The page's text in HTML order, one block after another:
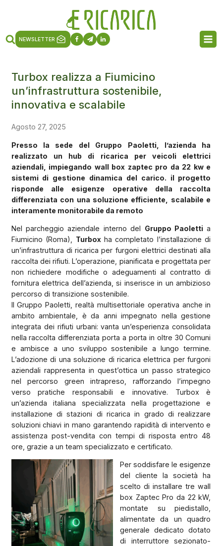
NEWSLETTER
Turbox realizza a Fiumicino
un’infrastruttura sostenibile,
innovativa e scalabile
Agosto 27, 2025
Presso la sede del Gruppo Paoletti, l’azienda ha
realizzato un hub di ricarica per veicoli elettrici
aziendali, impiegando wall box zaptec pro da 22 kw e
sistemi di gestione dinamica del carico. il progetto
risponde alle esigenze operative della raccolta
differenziata con una soluzione efficiente, scalabile e
interamente monitorabile da remoto
Nel parcheggio aziendale interno del Gruppo Paoletti a
Fiumicino (Roma), Turboxha completato l’installazione di
un’infrastruttura di ricarica per furgoni elettrici destinati alla
raccolta dei rifiuti. L’operazione, pianificata e progettata per
non richiedere modifiche o adeguamenti al contratto di
fornitura elettrica dell’azienda, si inserisce in un ambizioso
percorso di transizione sostenibile.
Il Gruppo Paoletti, realtà multisettoriale operativa anche in
ambito ambientale, è da anni impegnato nella gestione
integrata dei rifiuti urbani: vanta un’esperienza consolidata
nella raccolta differenziata porta a porta in oltre 30 Comuni
e ambisce a uno sviluppo sostenibile a lungo termine.
L’adozione di una soluzione di ricarica elettrica per furgoni
aziendali rappresenta in quest’ottica un passo strategico
nel percorso green intrapreso, rafforzando l’impegno
verso pratiche responsabili e innovative. Turbox è
un’azienda italiana specializzata nella progettazione e
installazione di stazioni di ricarica in grado di realizzare
soluzioni chiavi in mano garantendo rapidità di intervento e
assistenza post-vendita con tempi di risposta entro 48
ore, grazie a un team specializzato e certificato.
Per soddisfare le esigenze
del cliente la società ha
scelto di installare tre wall
box Zaptec Pro da 22 kW,
montate su piedistallo,
alimentate da un quadro
generale dedicato dotato
di interruttore sezionato-